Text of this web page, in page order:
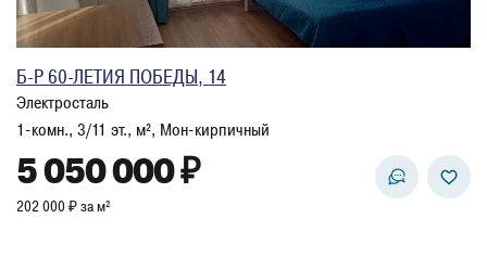
Б-Р 60-ЛЕТИЯ ПОБЕДЫ, 14
Электросталь
1-комн., 3/11 эт., м², Мон-кирпичный
5 050 000 ₽
202 000 ₽ за м²